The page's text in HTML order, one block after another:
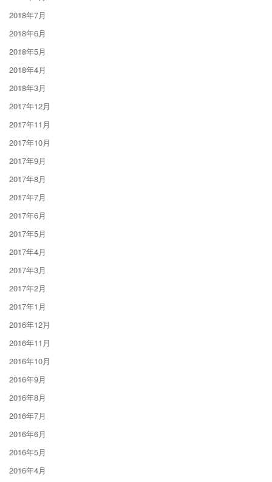
2018年7月
2018年6月
2018年5月
2018年4月
2018年3月
2017年12月
2017年11月
2017年10月
2017年9月
2017年8月
2017年7月
2017年6月
2017年5月
2017年4月
2017年3月
2017年2月
2017年1月
2016年12月
2016年11月
2016年10月
2016年9月
2016年8月
2016年7月
2016年6月
2016年5月
2016年4月